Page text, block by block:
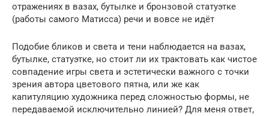
отражениях в вазах, бутылке и бронзовой статуэтке
(работы самого Матисса) речи и вовсе не идёт
Подобие бликов и света и тени наблюдается на вазах,
бутылке, статуэтке, но стоит ли их трактовать как чистое
совпадение игры света и эстетически важного с точки
зрения автора цветового пятна, или же как
капитуляцию художника перед сложностью формы, не
передаваемой исключительно линией? Для меня ответ,